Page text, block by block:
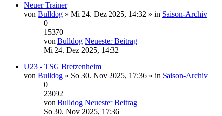
Neuer Trainer
von Bulldog » Mi 24. Dez 2025, 14:32 » in Saison-Archiv
0
15370
von Bulldog Neuester Beitrag
Mi 24. Dez 2025, 14:32
U23 - TSG Bretzenheim
von Bulldog » So 30. Nov 2025, 17:36 » in Saison-Archiv
0
23092
von Bulldog Neuester Beitrag
So 30. Nov 2025, 17:36